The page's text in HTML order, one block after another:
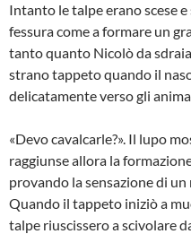
Intanto le talpe erano scese
fessura come a formare un
tanto quanto Nicolò da
strano tappeto quando il
delicatamente verso gli
«Devo cavalcarle?». Il lupo
raggiunse allora la
provando la sensazione di
Quando il tappeto iniziò a
talpe riuscissero a scivolare